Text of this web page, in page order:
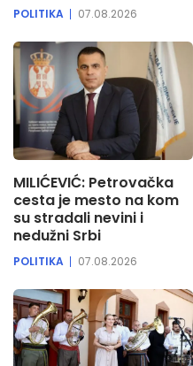
POLITIKA 07.08.2026
MILIĆEVIĆ: Petrovačka
cesta je mesto na kom
su stradali nevini i
nedužni Srbi
POLITIKA 07.08.2026